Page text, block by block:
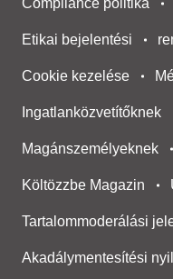
Compliance politika
Etikai bejelentési
Cookie kezelése
Ingatlanközvetítőknek
Magánszemélyeknek
Költözzbe Magazin
Tartalommoderálási
Akadálymentesítési